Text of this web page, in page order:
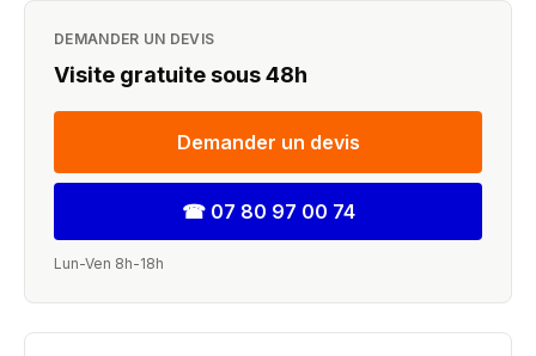
DEMANDER UN DEVIS
Visite gratuite sous 48h
Demander un devis
☎ 07 80 97 00 74
Lun-Ven 8h-18h